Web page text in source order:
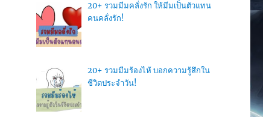
20+ รวมมีมคลั่งรัก ให้มีมเป็นตัวแทน
คนคลั่งรัก!
20+ รวมมีมร้องไห้ บอกความรู้สึกใน
ชีวิตประจำวัน!